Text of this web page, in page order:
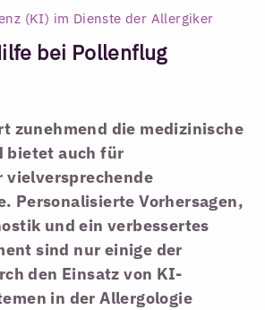
(KI) im Dienste der Allergiker
bei Pollenflug
zunehmend die medizinische
bietet auch für
vielversprechende
Personalisierte Vorhersagen,
und ein verbessertes
sind nur einige der
den Einsatz von KI-
in der Allergologie